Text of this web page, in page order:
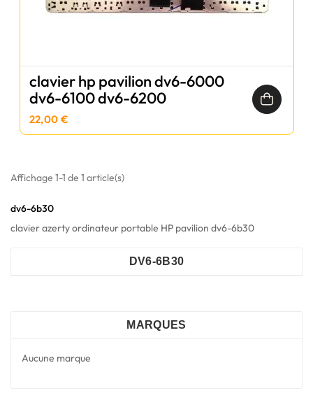
clavier hp pavilion dv6-6000
dv6-6100 dv6-6200
22,00 €
Affichage 1-1 de 1 article(s)
dv6-6b30
clavier azerty ordinateur portable HP pavilion dv6-6b30
DV6-6B30
MARQUES
Aucune marque